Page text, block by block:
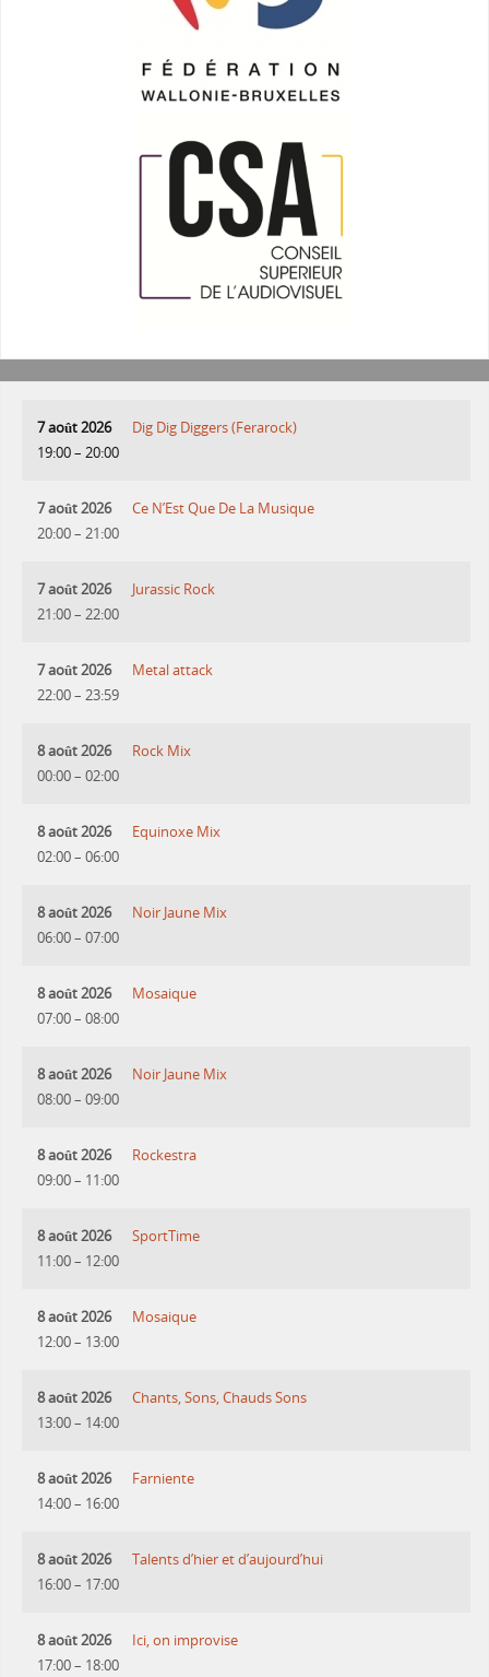
7 août 2026
19:00– 20:00
Dig Dig Diggers (Ferarock)
7 août 2026
20:00– 21:00
Ce N’Est Que De La Musique
7 août 2026
21:00– 22:00
Jurassic Rock
7 août 2026
22:00– 23:59
Metal attack
8 août 2026
00:00– 02:00
Rock Mix
8 août 2026
02:00– 06:00
Equinoxe Mix
8 août 2026
06:00– 07:00
Noir Jaune Mix
8 août 2026
07:00– 08:00
Mosaique
8 août 2026
08:00– 09:00
Noir Jaune Mix
8 août 2026
09:00– 11:00
Rockestra
8 août 2026
11:00– 12:00
SportTime
8 août 2026
12:00– 13:00
Mosaique
8 août 2026
13:00– 14:00
Chants, Sons, Chauds Sons
8 août 2026
14:00– 16:00
Farniente
8 août 2026
16:00– 17:00
Talents d’hier et d’aujourd’hui
8 août 2026
17:00– 18:00
Ici, on improvise